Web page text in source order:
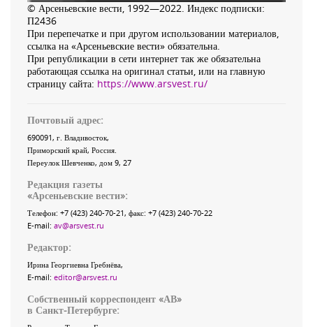
© Арсеньевские вести, 1992—2022. Индекс подписки:
П2436
При перепечатке и при другом использовании материалов,
ссылка на «Арсеньевские вести» обязательна.
При републикации в сети интернет так же обязательна
работающая ссылка на оригинал статьи, или на главную
страницу сайта: https://www.arsvest.ru/
Почтовый адрес:
690091, г. Владивосток,
Приморский край, Россия
Переулок Шевченко, дом 9, 27
Редакция газеты
«Арсеньевские вести»:
Телефон: +7 (423) 240-70-21, факс: +7 (423) 240-70-22
E-mail: av@arsvest.ru
Редактор:
Ирина Георгиевна Гребнёва,
E-mail: editor@arsvest.ru
Собственный корреспондент «АВ»
в Санкт-Петербурге: